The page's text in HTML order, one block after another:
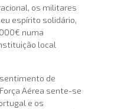
os militares
espírito solidário,
numa
local
de
Aérea sente-se
e os